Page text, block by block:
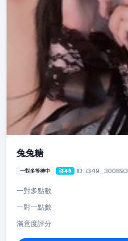
兔兔糖
一對多等待中 i349 ID: i349_300893
一對多點數
一對一點數
滿意度評分